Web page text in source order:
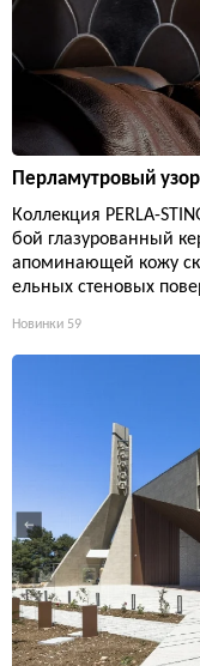
Перламутровый
Коллекция PERLA-
бой глазурованный
апоминающей кожу
ельных стеновых
Новинки 59